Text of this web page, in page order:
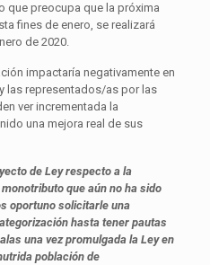
que preocupa que la próxima
fines de enero, se realizará
de 2020.
impactaría negativamente en
las representados/as por las
ver incrementada la
una mejora real de sus
de Ley respecto a la
que aún no ha sido
oportuno solicitarle una
hasta tener pautas
una vez promulgada la Ley en
población de